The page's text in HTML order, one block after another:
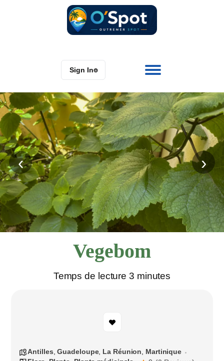
Sign In⌾
‹ ›
Vegebom
Temps de lecture 3 minutes
Antilles ,Guadeloupe, La Réunion
Martinique